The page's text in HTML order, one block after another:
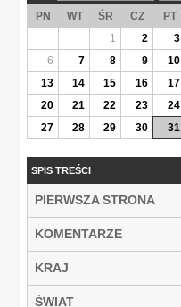
PN WT ŚR CZ PT
1
2 3
6
7 8 9 10
13
14 15 16 17
20
21 22 23 24
27
28 29 30 31
SPIS TREŚCI
PIERWSZA STRONA
KOMENTARZE
KRAJ
ŚWIAT